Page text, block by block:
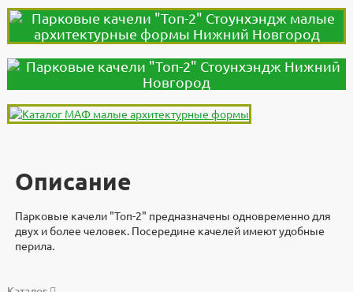
Описание
Парковые качели "Топ-2" предназначены одновременно для
двух и более человек. Посередине качелей имеют удобные
перила.
Доставка
Дополнительно
Документы
Документы
Видеоинструкция
Характеристики